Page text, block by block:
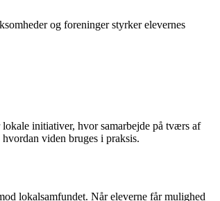
og foreninger styrker elevernes
initiativer, hvor samarbejde på tværs af
viden bruges i praksis.
lokalsamfundet. Når eleverne får mulighed